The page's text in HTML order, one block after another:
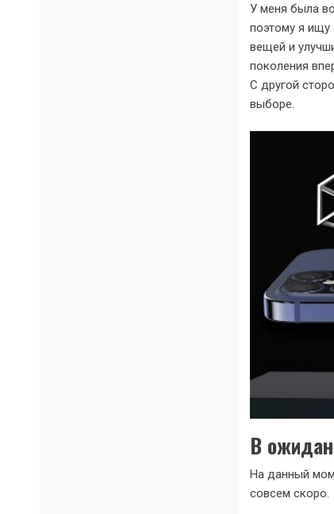
У меня была
поэтому я ищу
вещей и
поколения
С другой
выборе.
В
На данный
совсем скоро.